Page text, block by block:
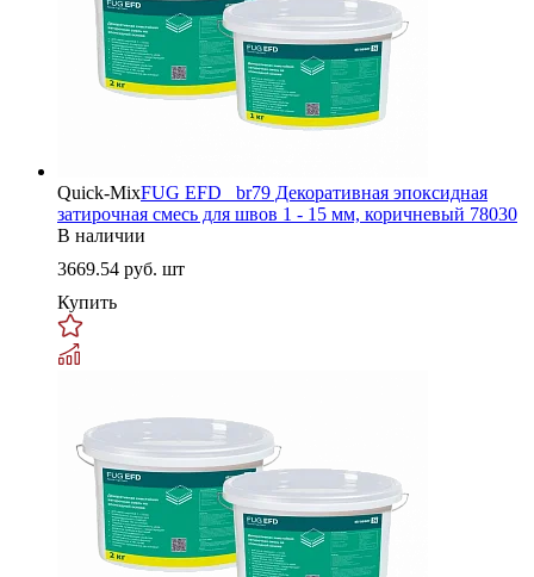
Quick-MixFUG EFD _br79 Декоративная эпоксидная
затирочная смесь для швов 1 - 15 мм, коричневый 78030
В наличии
3669.54 руб. шт
Купить